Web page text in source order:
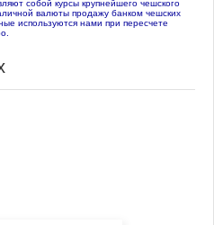
собой курсы крупнейшего чешского
валюты продажу банком чешских
используются нами при пересчете